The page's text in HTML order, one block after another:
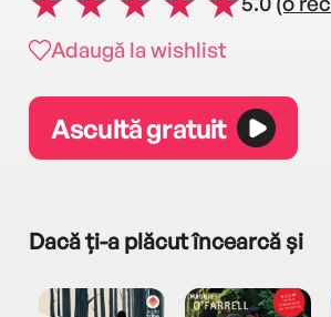
Adaugă la wishlist
Ascultă gratuit
Dacă ți-a plăcut încearcă și